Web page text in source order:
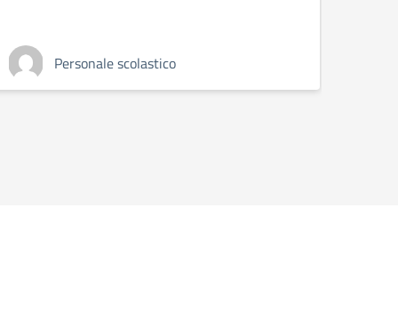
Personale scolastico